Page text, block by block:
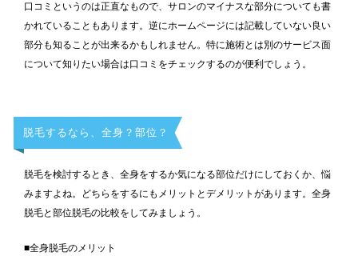
口コミというのは正直なもので、サロンのマイナスな部分についても書
かれていることもあります。逆にホームページには記載していない良い
部分も知ることが出来るかもしれません。特に施術とは別のサービス面
について知りたい場合は口コミをチェックするのが便利でしょう。
脱毛するなら、全身？部位？
脱毛を検討するとき、全身をするか気になる部位だけにしておくか、悩
みますよね。どちらをするにもメリットとデメリットがあります。全身
脱毛と部位脱毛の比較をしてみましょう。
■全身脱毛のメリット